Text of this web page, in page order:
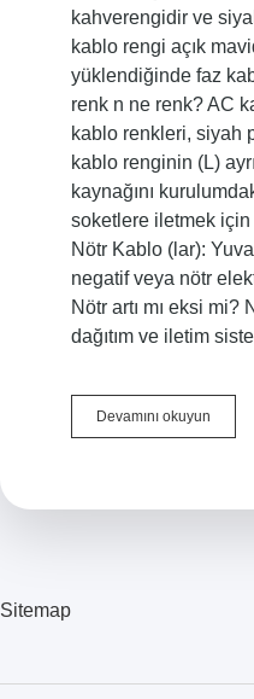
kahverengidir ve
kablo rengi açık
yüklendiğinde faz
renk n ne renk? AC
kablo renkleri, siyah
kablo renginin (L)
kaynağını
soketlere iletmek için
Nötr Kablo (lar):
negatif veya nötr
Nötr artı mı eksi
dağıtım ve iletim
Devamını okuyunN
Mi
Sitemap